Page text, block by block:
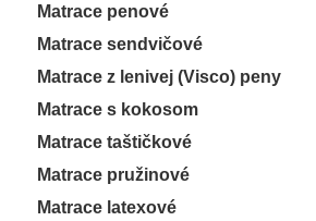
Matrace penové
Matrace sendvičové
Matrace z lenivej (Visco) peny
Matrace s kokosom
Matrace taštičkové
Matrace pružinové
Matrace latexové